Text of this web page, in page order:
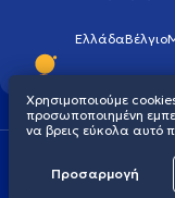
ΕλλάδαΒέλγιο
Χρησιμοποιούμε
προσωποποιημένη
να βρεις εύκολα αυτό
Προσαρμογή